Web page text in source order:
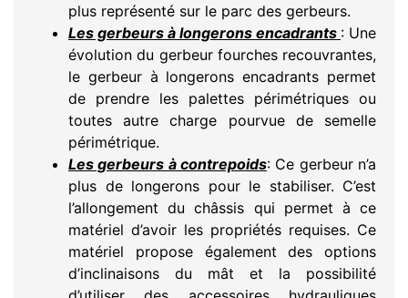
plus représenté sur le parc des gerbeurs.
Les gerbeurs à longerons encadrants : Une
évolution du gerbeur fourches recouvrantes,
le gerbeur à longerons encadrants permet
de prendre les palettes périmétriques ou
toutes autre charge pourvue de semelle
périmétrique.
Les gerbeurs à contrepoids: Ce gerbeur n’a
plus de longerons pour le stabiliser. C’est
l’allongement du châssis qui permet à ce
matériel d’avoir les propriétés requises. Ce
matériel propose également des options
d’inclinaisons du mât et la possibilité